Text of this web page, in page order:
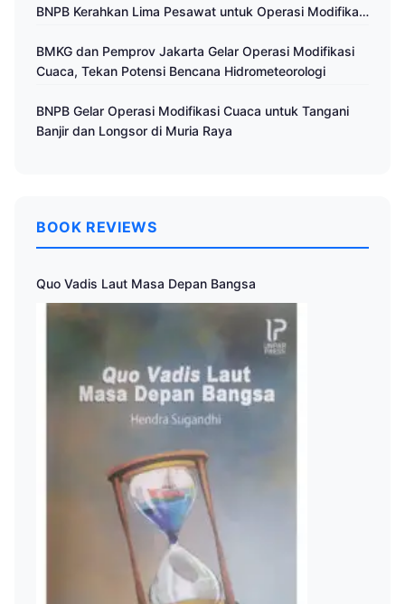
BNPB Kerahkan Lima Pesawat untuk Operasi Modifikasi
BMKG dan Pemprov Jakarta Gelar Operasi Modifikasi
Cuaca, Tekan Potensi Bencana Hidrometeorologi
BNPB Gelar Operasi Modifikasi Cuaca untuk Tangani
Banjir dan Longsor di Muria Raya
BOOK REVIEWS
Quo Vadis Laut Masa Depan Bangsa